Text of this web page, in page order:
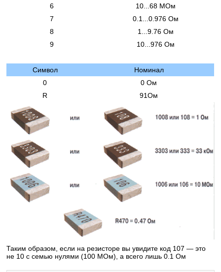
6
10...68 МОм
7
0.1...0.976 Ом
8
1...9.76 Ом
9
10...976 Ом
Символ
Номинал
0
0 Ом
R
91Ом
Таким образом, если на резисторе вы увидите код 107 — это
не 10 с семью нулями (100 МОм), а всего лишь 0.1 Ом